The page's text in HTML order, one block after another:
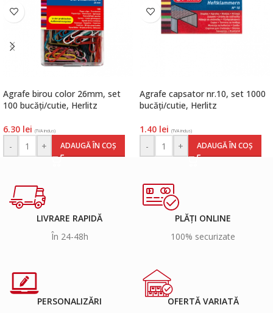
Agrafe birou color 26mm, set
100 bucăți/cutie, Herlitz
6.30 lei (TVA inclus)
- + ADAUGĂ ÎN COȘ
Agrafe capsator nr.10, set 1000
bucăți/cutie, Herlitz
1.40 lei (TVA inclus)
- + ADAUGĂ ÎN COȘ
LIVRARE RAPIDĂ
În 24-48h
PLĂȚI ONLINE
100% securizate
PERSONALIZĂRI
OFERTĂ VARIATĂ